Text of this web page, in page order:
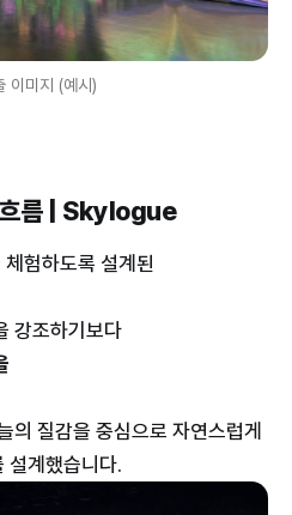
이미지 (예시)
름 | Skylogue
체험하도록 설계된
강조하기보다
의 질감을 중심으로 자연스럽게
설계했습니다.